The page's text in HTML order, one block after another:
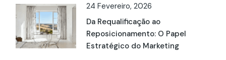
24 Fevereiro, 2026
Da Requalificação ao
Reposicionamento: O Papel
Estratégico do Marketing